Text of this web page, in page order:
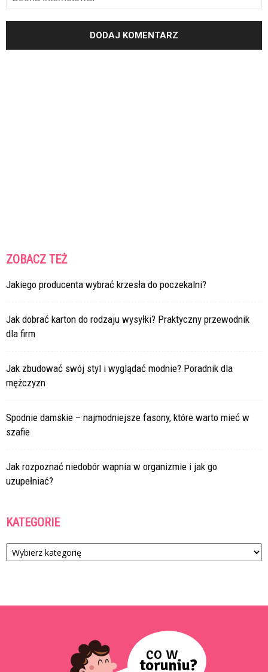
ZOBACZ TEŻ
Jakiego producenta wybrać krzesła do poczekalni?
Jak dobrać karton do rodzaju wysyłki? Praktyczny przewodnik
dla firm
Jak zbudować swój styl i wyglądać modnie? Poradnik dla
mężczyzn
Spodnie damskie – najmodniejsze fasony, które warto mieć w
szafie
Jak rozpoznać niedobór wapnia w organizmie i jak go
uzupełniać?
KATEGORIE
Kategorie